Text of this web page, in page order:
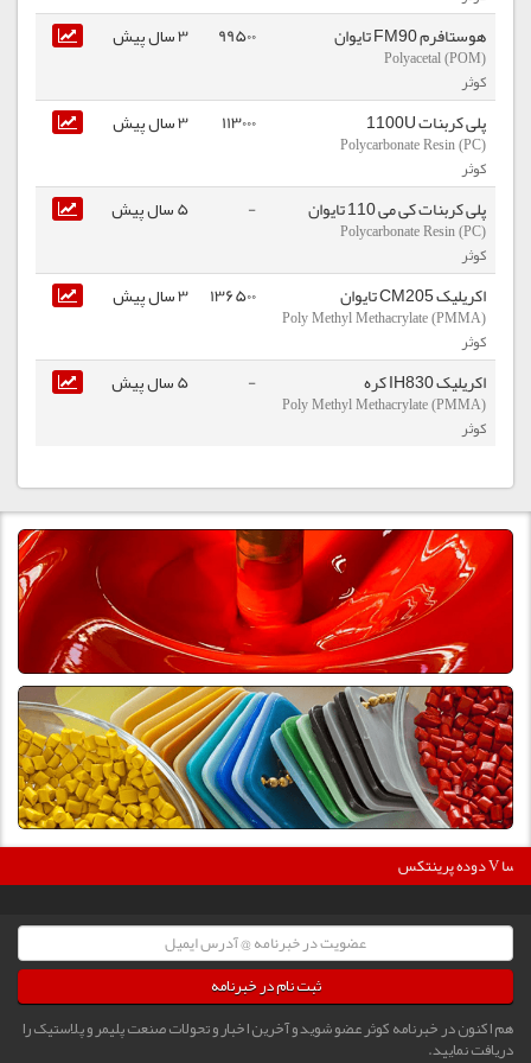
هوستافرم FM90 تایوان
Polyacetal (POM)
کوثر
99500 3 سال پیش
پلی کربنات 1100U
Polycarbonate Resin (PC)
کوثر
113000 3 سال پیش
پلی کربنات کی می 110 تایوان
Polycarbonate Resin (PC)
کوثر
- 5 سال پیش
اکریلیک CM205 تایوان
Poly Methyl Methacrylate (PMMA)
کوثر
136500 3 سال پیش
اکریلیک IH830 کره
Poly Methyl Methacrylate (PMMA)
کوثر
- 5 سال پیش
ثبت نام در خبرنامه
هم اکنون در خبرنامه کوثر عضو شوید و آخرین اخبار و تحولات صنعت پلیمر و پلاستیک را
دریافت نمایید.